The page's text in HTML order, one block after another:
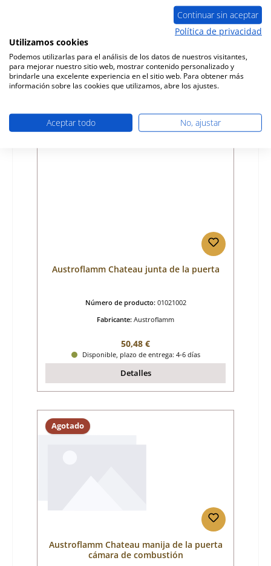
01020964
Precio normal:
77,25 €
Disponible, plazo de entrega: 4-6 días
Austroflamm Chateau junta de la puerta
Número de producto: 01021002
Fabricante: Austroflamm
Precio normal:
50,48 €
Disponible, plazo de entrega: 4-6 días
Detalles
Agotado
Austroflamm Chateau manija de la puerta
cámara de combustión
Continuar sin aceptar
Política de privacidad
Utilizamos cookies
Podemos utilizarlas para el análisis de los datos de nuestros visitantes,
para mejorar nuestro sitio web, mostrar contenido personalizado y
brindarle una excelente experiencia en el sitio web. Para obtener más
información sobre las cookies que utilizamos, abre los ajustes.
Aceptar todo No, ajustar